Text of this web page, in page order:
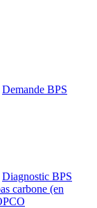
Demande BPS
Diagnostic BPS
carbone (en